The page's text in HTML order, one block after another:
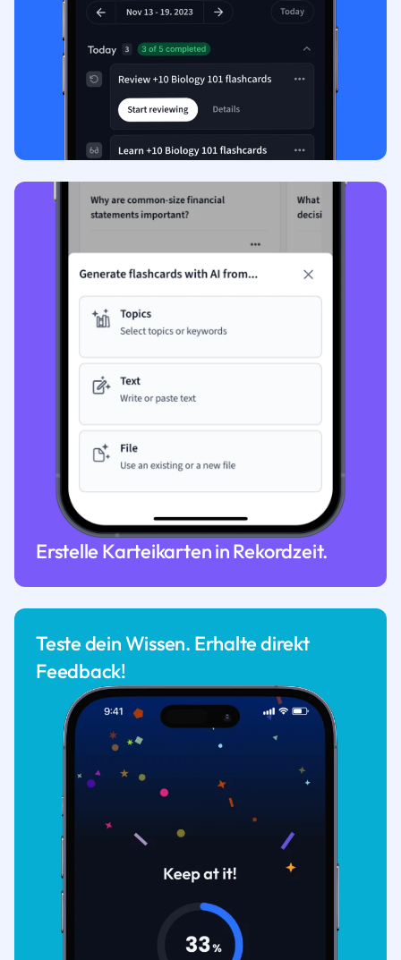
Erstelle Karteikarten in Rekordzeit.
Teste dein Wissen. Erhalte direkt
Feedback!